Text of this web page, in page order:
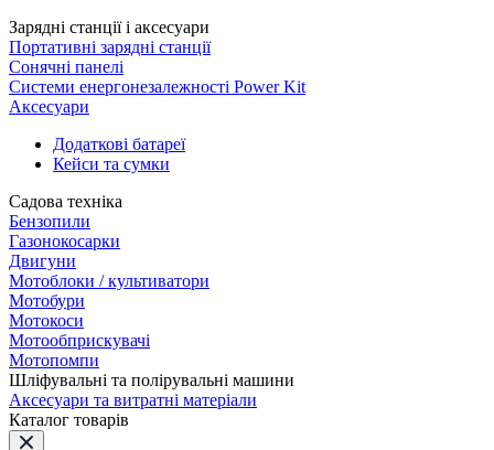
Зарядні станції і аксесуари
Портативні зарядні станції
Сонячні панелі
Системи енергонезалежності Power Kit
Аксесуари
Додаткові батареї
Кейси та сумки
Садова техніка
Бензопили
Газонокосарки
Двигуни
Мотоблоки / культиватори
Мотобури
Мотокоси
Мотообприскувачі
Мотопомпи
Шліфувальні та полірувальні машини
Аксесуари та витратні матеріали
Каталог товарів